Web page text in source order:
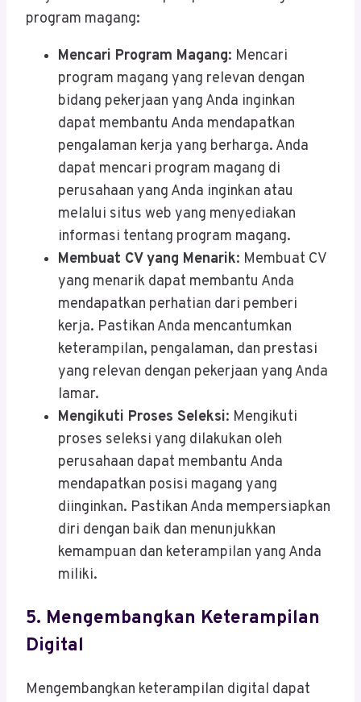
program magang:
Mencari Program Magang: Mencari
program magang yang relevan dengan
bidang pekerjaan yang Anda inginkan
dapat membantu Anda mendapatkan
pengalaman kerja yang berharga. Anda
dapat mencari program magang di
perusahaan yang Anda inginkan atau
melalui situs web yang menyediakan
informasi tentang program magang.
Membuat CV yang Menarik: Membuat CV
yang menarik dapat membantu Anda
mendapatkan perhatian dari pemberi
kerja. Pastikan Anda mencantumkan
keterampilan, pengalaman, dan prestasi
yang relevan dengan pekerjaan yang Anda
lamar.
Mengikuti Proses Seleksi: Mengikuti
proses seleksi yang dilakukan oleh
perusahaan dapat membantu Anda
mendapatkan posisi magang yang
diinginkan. Pastikan Anda mempersiapkan
diri dengan baik dan menunjukkan
kemampuan dan keterampilan yang Anda
miliki.
5. Mengembangkan Keterampilan
Digital
Mengembangkan keterampilan digital dapat